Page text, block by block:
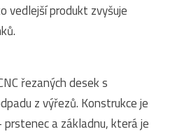
vedlejší produkt zvyšuje
řezaných desek s
z výřezů. Konstrukce je
a základnu, která je